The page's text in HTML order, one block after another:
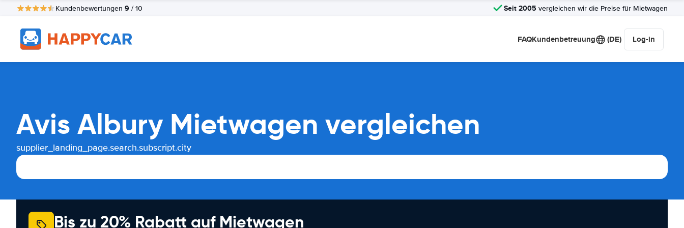
Kundenbewertungen 9 / 10 Seit 2005 vergleichen wir die Preise für Mietwagen
FAQKundenbetreuung (DE) Log-in
Avis Albury Mietwagen vergleichen
supplier_landing_page.search.subscript.city
Bis zu 20% Rabatt auf Mietwagen